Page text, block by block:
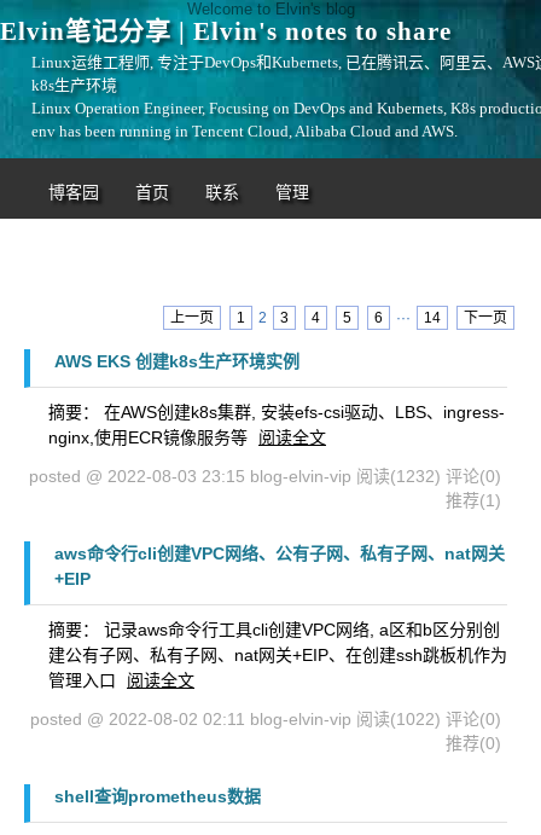
Welcome to Elvin's blog
Elvin笔记分享 | Elvin's notes to share
Linux运维工程师, 专注于DevOps和Kubernets, 已在腾讯云、阿里云、AWS
k8s生产环境
Linux Operation Engineer, Focusing on DevOps and Kubernets, K8s
env has been running in Tencent Cloud, Alibaba Cloud and AWS.
博客园 首页 联系 管理
上一页 1 2 3 4 5 6 ··· 14 下一页
AWS EKS 创建k8s生产环境实例
摘要： 在AWS创建k8s集群, 安装efs-csi驱动、LBS、ingress-
nginx,使用ECR镜像服务等
阅读全文
posted @ 2022-08-03 23:15 blog-elvin-vip 阅读(1232) 评论(0)
推荐(1)
aws命令行cli创建VPC网络、公有子网、私有子网、nat网关
+EIP
摘要： 记录aws命令行工具cli创建VPC网络, a区和b区分别创
建公有子网、私有子网、nat网关+EIP、在创建ssh跳板机作为
管理入口
阅读全文
posted @ 2022-08-02 02:11 blog-elvin-vip 阅读(1022) 评论(0)
推荐(0)
shell查询prometheus数据